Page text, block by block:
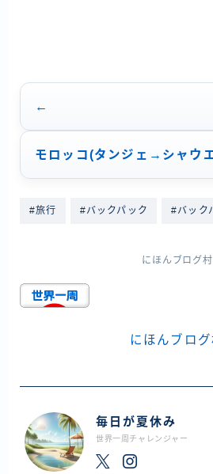
モロッコ(タンジェ→シャウ
#旅行 #バックパック #バック
にほんブログ村
にほんブログ
毎日が夏休み
世界一周チャレンジャー